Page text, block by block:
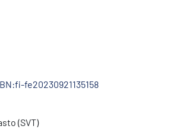
fe20230921135158
(SVT)